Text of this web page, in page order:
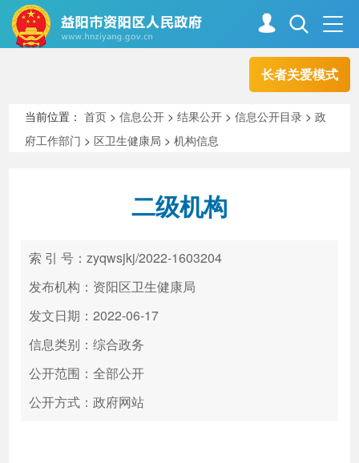
长者关爱模式
走进资阳
政务服务
高效办成一件事
当前位置：首页 >信息公开 >结果公开 >信息公开目录 >政
府工作部门 > 区卫生健康局 >机构信息
二级机构
索 引 号：zyqwsjkj/2022-1603204
发布机构：资阳区卫生健康局
发文日期：2022-06-17
信息类别：综合政务
公开范围：全部公开
公开方式：政府网站